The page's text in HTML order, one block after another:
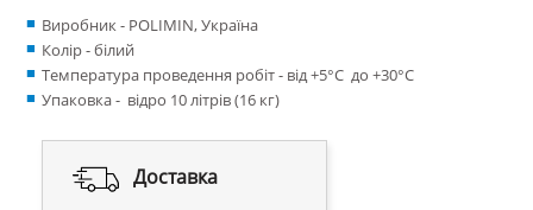
Виробник - POLIMIN, Україна
Колір - білий
Температура проведення робіт - від +5°С до +30°С
Упаковка - відро 10 літрів (16 кг)
Доставка